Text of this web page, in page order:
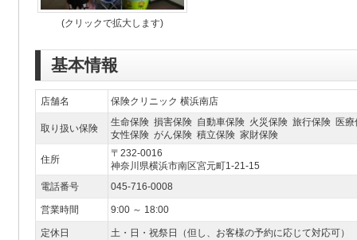
(クリックで拡大します)
基本情報
店舗名 保険クリニック 横浜南店
取り扱い保険
生命保険 損害保険 自動車保険 火災保険 旅行保険 医
女性保険 がん保険 積立保険 家財保険
住所
〒232-0016
神奈川県横浜市南区宮元町1-21-15
電話番号
045-716-0008
営業時間 9:00 ～ 18:00
定休日 土・日・祝祭日（但し、お客様の予約に応じて対応可）